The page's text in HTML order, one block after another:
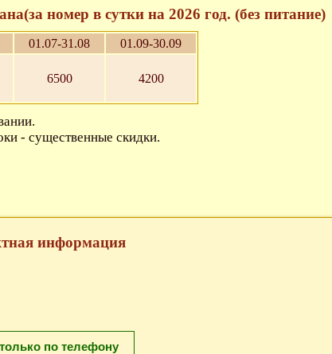
номер в сутки на 2026 год. (без питание)
01.07-31.08
01.09-30.09
6500 4200
- существенные скидки.
информация
по телефону